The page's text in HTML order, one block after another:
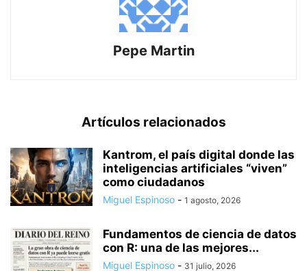
Pepe Martin
Artículos relacionados
Kantrom, el país digital donde las
inteligencias artificiales “viven”
como ciudadanos
Miguel Espinoso - 1 agosto, 2026
Fundamentos de ciencia de datos
con R: una de las mejores...
Miguel Espinoso - 31 julio, 2026